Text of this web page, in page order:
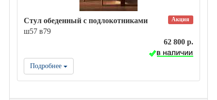
Акция
Стул обеденный с подлокотниками
ш57 в79
62 800 р.
Подробнее